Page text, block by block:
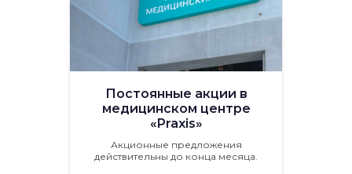
Постоянные акции в
медицинском центре
«Praxis»
Акционные предложения
действительны до конца месяца.